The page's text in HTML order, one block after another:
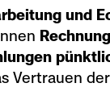
und
Vertrauen